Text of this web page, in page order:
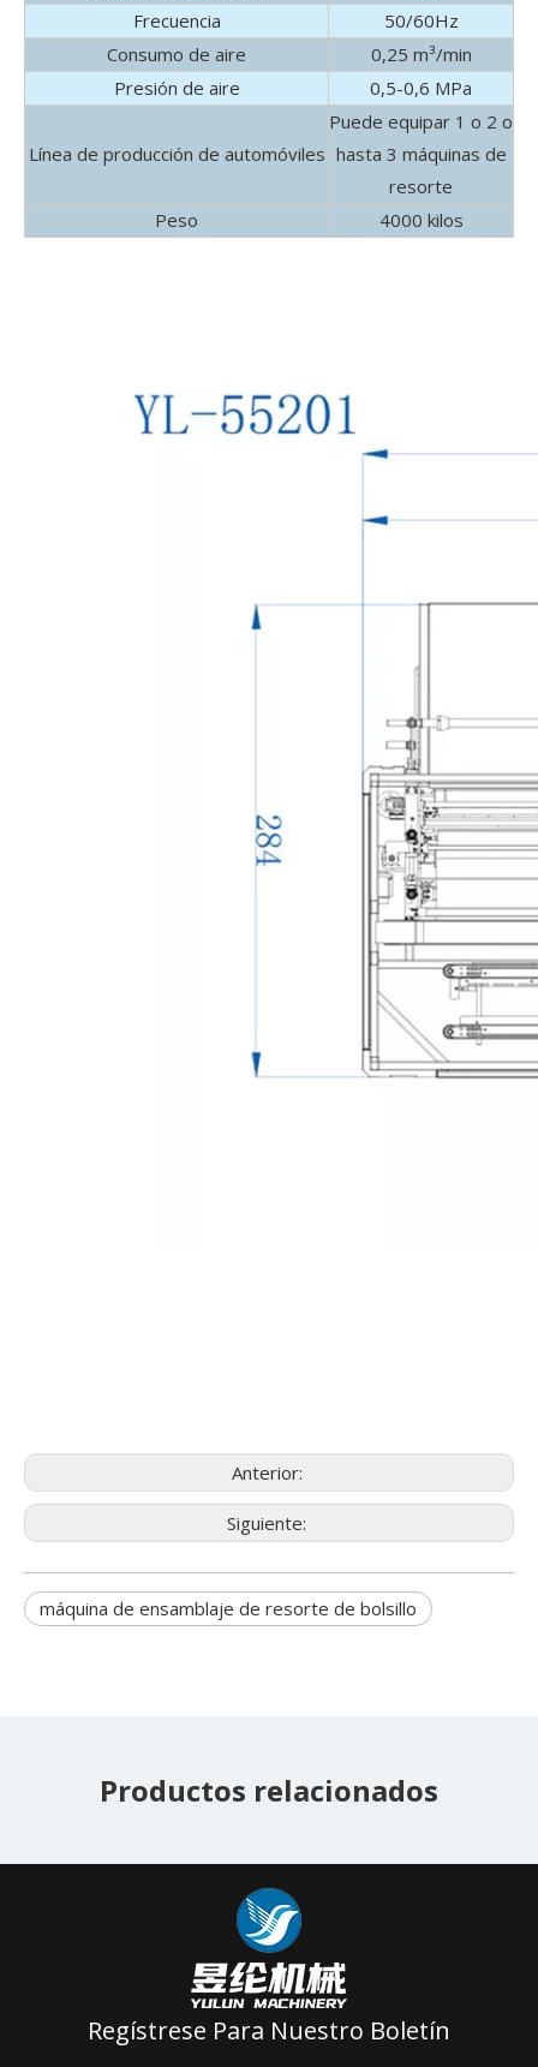
Frecuencia
50/60Hz
Consumo de aire
0,25 m³/min
Presión de aire
0,5-0,6 MPa
Línea de producción de automóviles
Puede equipar 1 o 2 o
hasta 3 máquinas de
resorte
Peso
4000 kilos
Anterior:
Siguiente:
máquina de ensamblaje de resorte de bolsillo
Productos relacionados
Regístrese Para Nuestro Boletín